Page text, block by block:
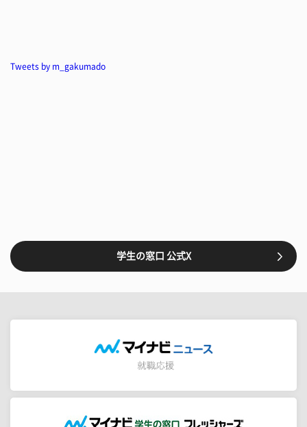
Tweets by m_gakumado
学生の窓口 公式X